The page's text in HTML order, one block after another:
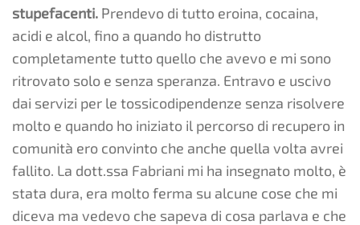
stupefacenti. Prendevo di tutto eroina, cocaina,
acidi e alcol, fino a quando ho distrutto
completamente tutto quello che avevo e mi sono
ritrovato solo e senza speranza. Entravo e uscivo
dai servizi per le tossicodipendenze senza risolvere
molto e quando ho iniziato il percorso di recupero in
comunità ero convinto che anche quella volta avrei
fallito. La dott.ssa Fabriani mi ha insegnato molto, è
stata dura, era molto ferma su alcune cose che mi
diceva ma vedevo che sapeva di cosa parlava e che